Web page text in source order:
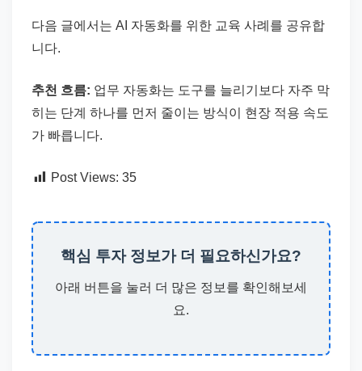
다음 글에서는 AI 자동화를 위한 교육 사례를 공유합
니다.
추천 흐름: 업무 자동화는 도구를 늘리기보다 자주 막
히는 단계 하나를 먼저 줄이는 방식이 현장 적용 속도
가 빠릅니다.
Post Views: 35
핵심 투자 정보가 더 필요하신가요?
아래 버튼을 눌러 더 많은 정보를 확인해보세
요.